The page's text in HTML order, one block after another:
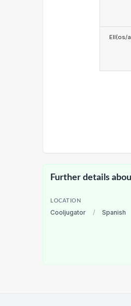
Ell(os/
Further details
LOCATION
Cooljugator / Spanish